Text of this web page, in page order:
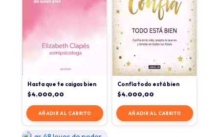
Hasta que te caigas bien
$4.000,00
AÑADIR AL CARRITO
Confía todo está bien
$4.000,00
AÑADIR AL CARRITO